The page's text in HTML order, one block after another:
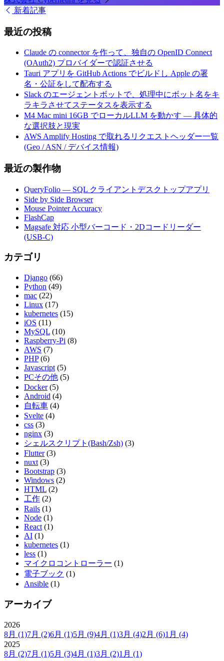
新着記事
最近の投稿
Claude の connector を作って、独自の OpenID Connect
(OAuth2) プロバイダーで認証させる
Tauri アプリを GitHub Actions でビルドし Apple の署
名・公証をして配布する
Slack のエージェントボットで、処理中にボット名をキ
ラキラさせてステータスを表示する
M4 Mac mini 16GB でローカルLLM を動かす — 具体的
な選択肢と現実
AWS Amplify Hosting で取れるリクエストヘッダー一覧
(Geo / ASN / デバイス情報)
最近の製作物
QueryFolio — SQL クライアントデスクトップアプリ
Side by Side Browser
Mouse Pointer Accuracy
FlashCap
Magsafe 対応 小型バーコード・2Dコードリーダー
(USB-C)
カテゴリ
Django (66)
Python (49)
mac (22)
Linux (17)
kubernetes (15)
iOS (11)
MySQL (10)
Raspberry-Pi (8)
AWS (7)
PHP (6)
Javascript (5)
PCその他 (5)
Docker (5)
Android (4)
自転車 (4)
Svelte (4)
css (3)
nginx (3)
シェルスクリプト(Bash/Zsh) (3)
Flutter (3)
nuxt (3)
Bootstrap (3)
Windows (2)
HTML (2)
工作 (2)
Rails (1)
Node (1)
React (1)
AI (1)
kubernetes (1)
less (1)
マイクロコントローラー (1)
電子ブック (1)
Ansible (1)
アーカイブ
2026
8月 (1)7月 (2)6月 (1)5月 (9)4月 (1)3月 (4)2月 (6)1月 (4)
2025
8月 (2)7月 (1)5月 (3)4月 (1)3月 (2)1月 (1)